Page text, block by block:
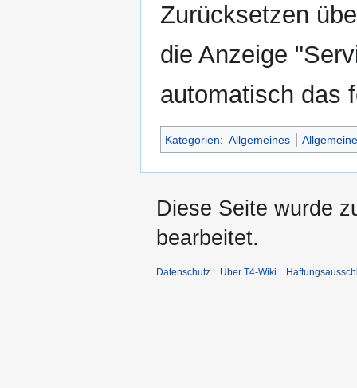
Zurücksetzen
die Anzeige
automatisch das
Kategorien: Allgemeines
Diese Seite wurde
bearbeitet.
Datenschutz Über T4-Wiki